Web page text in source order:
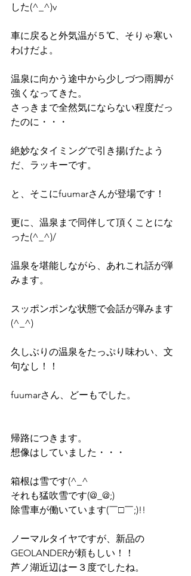
した(^_^)v
車に戻ると外気温が５℃、そりゃ寒い
わけだよ。
温泉に向かう途中から少しづつ雨脚が
強くなってきた。
さっきまで全然気にならない程度だっ
たのに・・・
絶妙なタイミングで引き揚げたよう
だ、ラッキーです。
と、そこにfuumarさんが登場です！
更に、温泉まで同伴して頂くことにな
った(^_^)/
温泉を堪能しながら、あれこれ話が弾
みます。
スッポンポンな状態で会話が弾みます
(^_^)
久しぶりの温泉をたっぷり味わい、文
句なし！！
fuumarさん、どーもでした。
帰路につきます。
想像はしていました・・・
箱根は雪です(^_^ゞ
それも猛吹雪です(@_@;)
除雪車が働いています(￣□￣;)!!
ノーマルタイヤですが、新品の
GEOLANDERが頼もしい！！
芦ノ湖近辺はー３度でしたね。